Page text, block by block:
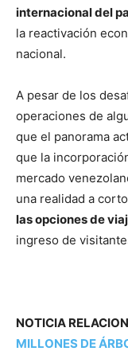
internacional del
la reactivación
nacional.
A pesar de los
operaciones de
que el panorama
que la
mercado
una realidad a
las opciones de
ingreso de
NOTICIA
MILLONES DE